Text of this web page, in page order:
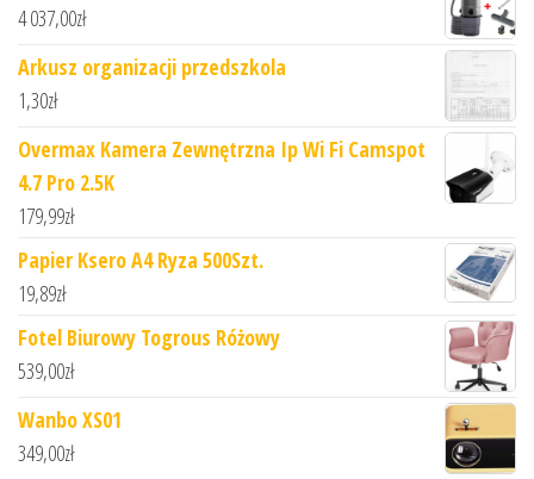
4 037,00zł
Arkusz organizacji przedszkola
1,30zł
Overmax Kamera Zewnętrzna Ip Wi Fi Camspot
4.7 Pro 2.5K
179,99zł
Papier Ksero A4 Ryza 500Szt.
19,89zł
Fotel Biurowy Togrous Różowy
539,00zł
Wanbo XS01
349,00zł